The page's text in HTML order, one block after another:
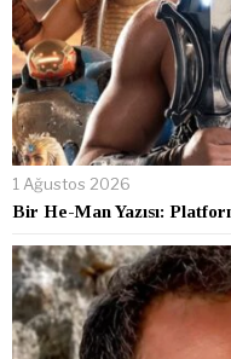
1 Ağustos 2026
Bir He-Man Yazısı: